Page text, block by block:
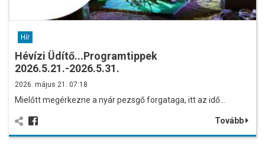
Hír
Hévízi Üdítő...Programtippek
2026.5.21.-2026.5.31.
2026. május 21. 07:18
Mielőtt megérkezne a nyár pezsgő forgataga, itt az idő…
Tovább